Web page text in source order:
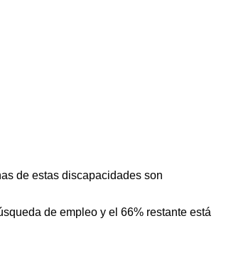
de estas discapacidades son
de empleo y el 66% restante está